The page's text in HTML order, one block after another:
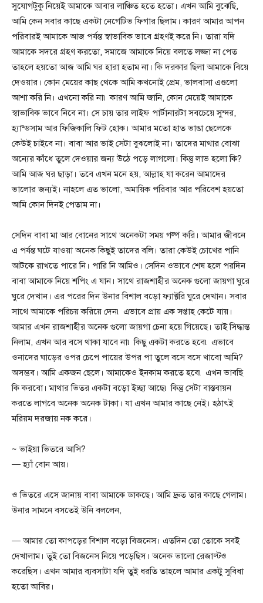
সুযোগটুকু নিয়েই আমাকে আবার লাঞ্চিত হতে হতো। এখন আমি বুঝেছি,
আমি কেন সবার কাছে একটা নেগেটিভ ফিগার ছিলাম। কারণ আমার আপন
পরিবারই আমাকে আজ পর্যন্ত স্বাভাবিক ভাবে গ্রহণই করে নি। তারা যদি
আমাকে সদরে গ্রহণ করতো, সমাজে আমাকে নিয়ে বলতে লজ্জা না পেত
তাহলে হয়তো আজ আমি ঘর হারা হতাম না। কি দরকার ছিলা আমাকে বিয়ে
দেওয়ার। কোন মেয়ের কাছ থেকে আমি কখনোই প্রেম, ভালবাসা এগুলো
আশা করি নি। এখনো করি না৷ কারণ আমি জানি, কোন মেয়েই আমাকে
স্বাভাবিক ভাবে নিবে না। সে চায় তার লাইফ পার্টানারটা সবচেয়ে সুন্দর,
হ্যান্ডসাম আর ফিজিকালি ফিট হোক। আমার মতো হাত ভাঙা ছেলেকে
কেউই চাইবে না। বাবা আর ভাই সেটা বুঝলোই না। তাদের মাথার বোঝা
অন্যের কাঁধে তুলে দেওয়ার জন্য উঠে পড়ে লাগলো। কিন্তু লাভ হলো কি?
আমি আজ ঘর ছাড়া। তবে এখন মনে হয়, আল্লাহ যা করেন আমাদের
ভালোর জন্যই। নাহলে এত ভালো, অমায়িক পরিবার আর পরিবেশ হয়তো
আমি কোন দিনই পেতাম না।
সেদিন বাবা মা আর বোনের সাথে অনেকটা সময় গল্প করি। আমার জীবনে
এ পর্যন্ত ঘটে যাওয়া অনেক কিছুই তাদের বলি। তারা কেউই চোখের পানি
আটকে রাখতে পারে নি। পারি নি আমিও। সেদিন ওভাবে শেষ হলে পরদিন
বাবা আমাকে নিয়ে শপিং এ যান। সাথে রাজশাহীর অনেক গুলো জায়গা ঘুরে
ঘুরে দেখান। এর পরের দিন উনার বিশাল বড়ো ফ্যাক্টরি ঘুরে দেখান। সবার
সাথে আমাকে পরিচয় করিয়ে দেন৷ এভাবে প্রায় এক সপ্তাহ কেটে যায়।
আমার এখন রাজশাহীর অনেক গুলো জায়গা চেনা হয়ে গিয়েছে। তাই সিদ্ধান্ত
নিলাম, এখন আর বসে থাকা যাবে না৷ কিছু একটা করতে হবে৷ এভাবে
ওনাদের ঘাড়ের ওপর চেপে পায়ের উপর পা তুলে বসে বসে খাবো আমি?
অসম্ভব। আমি একজন ছেলে। আমাকেও ইনকাম করতে হবে৷ এখন ভাবছি
কি করবো। মাথার ভিতর একটা বড়ো ইচ্ছা আছে৷ কিন্তু সেটা বাস্তবায়ন
করতে লাগবে অনেক অনেক টাকা। যা এখন আমার কাছে নেই। হঠাৎই
মরিয়ম দরজায় নক করে।
~ ভাইয়া ভিতরে আসি?
— হ্যাঁ বোন আয়।
ও ভিতরে এসে জানায় বাবা আমাকে ডাকছে। আমি দ্রুত তার কাছে গেলাম।
উনার সামনে বসতেই উনি বললেন,
— আমার তো কাপড়ের বিশাল বড়ো বিজনেস। এতদিন তো তোকে সবই
দেখালাম। তুই তো বিজনেস নিয়ে পড়েছিস। অনেক ভালো রেজাল্টও
করেছিস। এখন আমার ব্যবসাটা যদি তুই ধরতি তাহলে আমার একটু সুবিধা
হতো আবির।